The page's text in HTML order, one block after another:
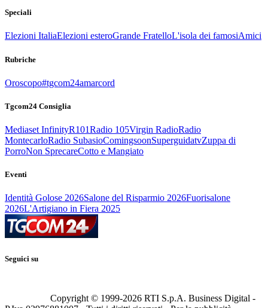
Speciali
Elezioni ItaliaElezioni esteroGrande FratelloL'isola dei famosiAmici
Rubriche
Oroscopo#tgcom24amarcord
Tgcom24 Consiglia
Mediaset InfinityR101Radio 105Virgin RadioRadio
MontecarloRadio SubasioComingsoonSuperguidatvZuppa di
PorroNon SprecareCotto e Mangiato
Eventi
Identità Golose 2026Salone del Risparmio 2026Fuorisalone
2026L'Artigiano in Fiera 2025
Seguici su
Copyright © 1999-2026 RTI S.p.A. Business Digital -